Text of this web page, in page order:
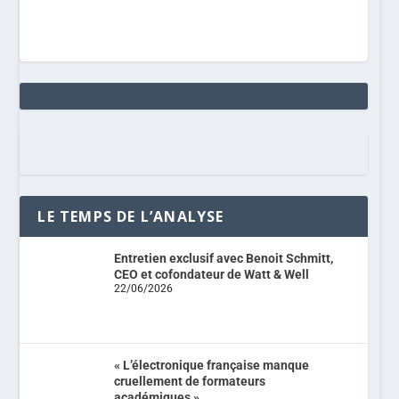
LE TEMPS DE L’ANALYSE
Entretien exclusif avec Benoit Schmitt,
CEO et cofondateur de Watt & Well
22/06/2026
« L’électronique française manque
cruellement de formateurs